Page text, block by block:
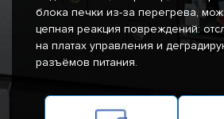
блока печки из-за перегрева,
цепная реакция повреждений:
на платах управления и
разъёмов питания.